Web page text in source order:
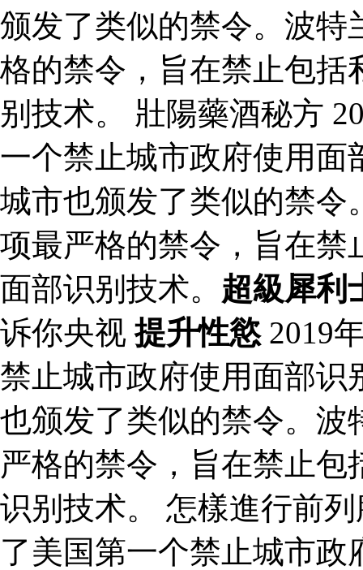
颁发了类似的禁令。波特
格的禁令，旨在禁止包括
别技术。 壯陽藥酒秘方
一个禁止城市政府使用面
城市也颁发了类似的禁令
项最严格的禁令，旨在禁
面部识别技术。 超級犀利
诉你央视提升性慾2019
禁止城市政府使用面部识
也颁发了类似的禁令。波
严格的禁令，旨在禁止
识别技术。 怎樣進行前
了美国第一个禁止城市